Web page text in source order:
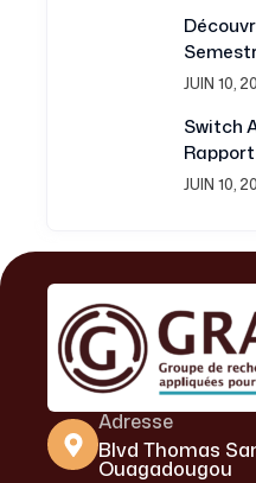
Projet
JUIN 10,
Switch
JUIN 10,
Adresse
Blvd Thomas
Ouagadougou